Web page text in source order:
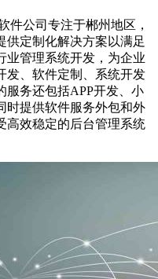
件公司专注于郴州地区，
供定制化解决方案以满足
业管理系统开发，为企业
发、软件定制、系统开发
服务还包括APP开发、小
时提供软件服务外包和外
高效稳定的后台管理系统